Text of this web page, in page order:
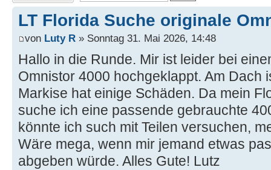
LT Florida Suche originale
von Luty R » Sonntag 31. Mai 2026, 14:48
Hallo in die Runde. Mir ist leider bei
Omnistor 4000 hochgeklappt. Am Dach
Markise hat einige Schäden. Da mein
suche ich eine passende gebrauchte
könnte ich such mit Teilen versuchen,
Wäre mega, wenn mir jemand etwas
abgeben würde. Alles Gute! Lutz